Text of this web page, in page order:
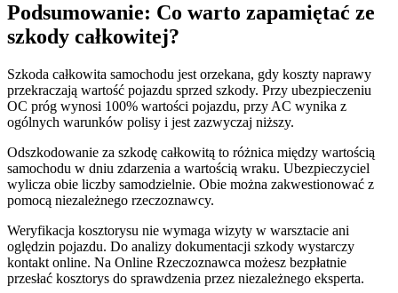
Podsumowanie: Co warto zapamiętać ze
szkody całkowitej?
Szkoda całkowita samochodu jest orzekana, gdy koszty naprawy
przekraczają wartość pojazdu sprzed szkody. Przy ubezpieczeniu
OC próg wynosi 100% wartości pojazdu, przy AC wynika z
ogólnych warunków polisy i jest zazwyczaj niższy.
Odszkodowanie za szkodę całkowitą to różnica między wartością
samochodu w dniu zdarzenia a wartością wraku. Ubezpieczyciel
wylicza obie liczby samodzielnie. Obie można zakwestionować z
pomocą niezależnego rzeczoznawcy.
Weryfikacja kosztorysu nie wymaga wizyty w warsztacie ani
oględzin pojazdu. Do analizy dokumentacji szkody wystarczy
kontakt online. Na Online Rzeczoznawca możesz bezpłatnie
przesłać kosztorys do sprawdzenia przez niezależnego eksperta.